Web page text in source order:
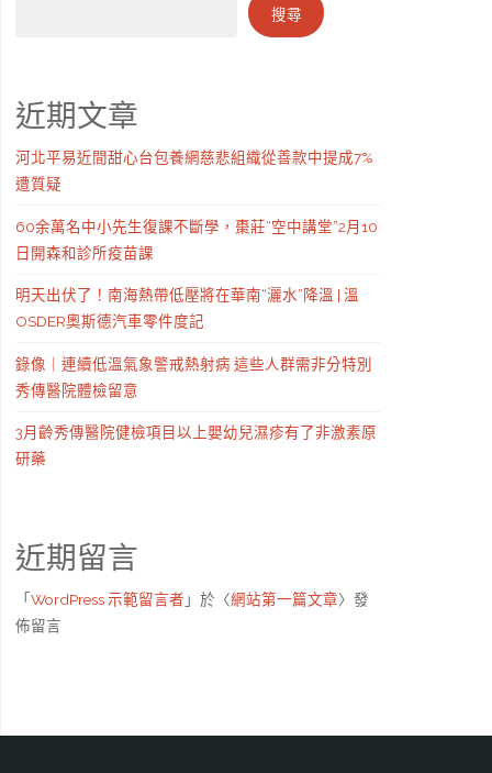
搜尋
近期文章
河北平易近間甜心台包養網慈悲組織從善款中提成7%
遭質疑
60余萬名中小先生復課不斷學，棗莊“空中講堂”2月10
日開森和診所疫苗課
明天出伏了！南海熱帶低壓將在華南“灑水”降溫 | 溫
OSDER奧斯德汽車零件度記
錄像｜連續低溫氣象警戒熱射病 這些人群需非分特別
秀傳醫院體檢留意
3月齡秀傳醫院健檢項目以上嬰幼兒濕疹有了非激素原
研藥
近期留言
「WordPress 示範留言者 」於〈網站第一篇文章〉發
佈留言